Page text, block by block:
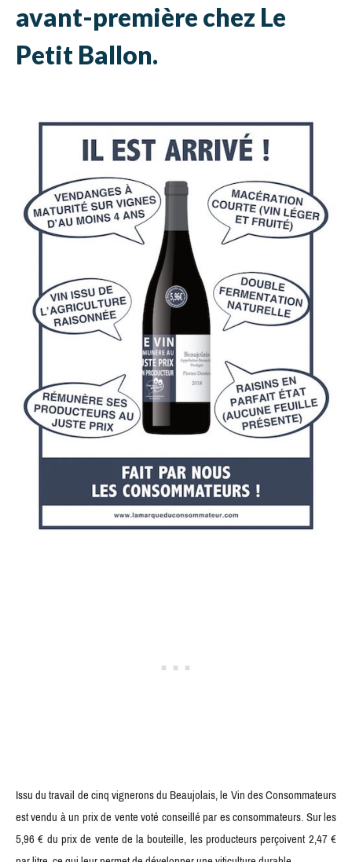
avant-première chez Le
Petit Ballon.
Issu du travail de cinq vignerons du Beaujolais, le Vin des Consommateurs
est vendu à un prix de vente voté conseillé par es consommateurs. Sur les
5,96 € du prix de vente de la bouteille, les producteurs perçoivent 2,47 €